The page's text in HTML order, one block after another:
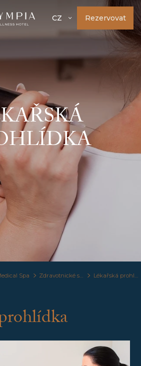
CZ Rezervovat
Spa Zdravotnické služby Lékařská prohlídka